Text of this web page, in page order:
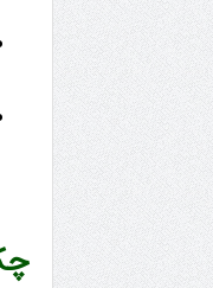
چک‌لیست